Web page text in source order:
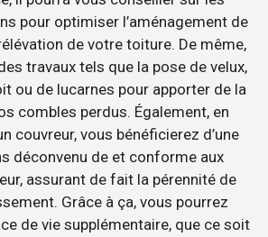
pour optimiser l’aménagement de
de votre toiture. De même,
travaux tels que la pose de velux,
ou de lucarnes pour apporter de la
combles perdus. Également, en
couvreur, vous bénéficierez d’une
déconvenu de et conforme aux
assurant de fait la pérennité de
Grâce à ça, vous pourrez
de vie supplémentaire, que ce soit